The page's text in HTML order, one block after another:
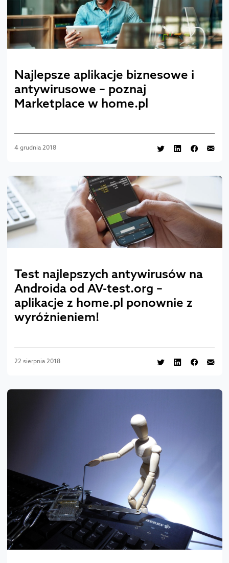
Najlepsze aplikacje biznesowe i
antywirusowe – poznaj
Marketplace w home.pl
4 grudnia 2018
Test najlepszych antywirusów na
Androida od AV-test.org –
aplikacje z home.pl ponownie z
wyróżnieniem!
22 sierpnia 2018